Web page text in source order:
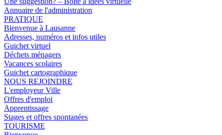
Annuaire de l'administration
PRATIQUE
Bienvenue à Lausanne
Adresses, numéros et infos utiles
Guichet virtuel
Déchets ménagers
Vacances scolaires
Guichet cartographique
NOUS REJOINDRE
L'employeur Ville
Offres d'emploi
Apprentissage
Stages et offres spontanées
TOURISME